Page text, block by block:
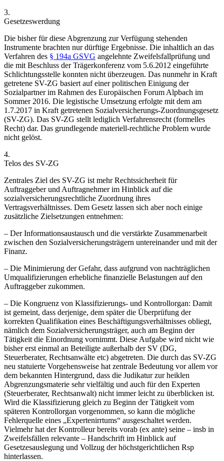
3.
Gesetzeswerdung
Die bisher für diese Abgrenzung zur Verfügung stehenden
Instrumente brachten nur dürftige Ergebnisse. Die inhaltlich an das
Verfahren des § 194a GSVG angelehnte Zweifelsfallprüfung und
die mit Beschluss der Trägerkonferenz vom 5.6.2012 eingeführte
Schlichtungsstelle konnten nicht überzeugen. Das nunmehr in Kraft
getretene SV-ZG basiert auf einer politischen Einigung der
Sozialpartner im Rahmen des Europäischen Forum Alpbach im
Sommer 2016. Die legistische Umsetzung erfolgte mit dem am
1.7.2017 in Kraft getretenen Sozialversicherungs-Zuordnungsgesetz
(SV-ZG). Das SV-ZG stellt lediglich Verfahrensrecht (formelles
Recht) dar. Das grundlegende materiell-rechtliche Problem wurde
nicht gelöst.
4.
Telos des SV-ZG
Zentrales Ziel des SV-ZG ist mehr Rechtssicherheit für
Auftraggeber und Auftragnehmer im Hinblick auf die
sozialversicherungsrechtliche Zuordnung ihres
Vertragsverhältnisses. Dem Gesetz lassen sich aber noch einige
zusätzliche Zielsetzungen entnehmen:
– Der Informationsaustausch und die verstärkte Zusammenarbeit
zwischen den Sozialversicherungsträgern untereinander und mit der
Finanz.
– Die Minimierung der Gefahr, dass aufgrund von nachträglichen
Umqualifizierungen erhebliche finanzielle Belastungen auf den
Auftraggeber zukommen.
– Die Kongruenz von Klassifizierungs- und Kontrollorgan: Damit
ist gemeint, dass derjenige, dem später die Überprüfung der
korrekten Qualifikation eines Beschäftigungsverhältnisses obliegt,
nämlich dem Sozialversicherungsträger, auch am Beginn der
Tätigkeit die Einordnung vornimmt. Diese Aufgabe wird nicht wie
bisher erst einmal an Beteiligte außerhalb der SV (DG,
Steuerberater, Rechtsanwälte etc) abgetreten. Die durch das SV-ZG
neu statuierte Vorgehensweise hat zentrale Bedeutung vor allem vor
dem bekannten Hintergrund, dass die Judikatur zur heiklen
Abgrenzungsmaterie sehr vielfältig und auch für den Experten
(Steuerberater, Rechtsanwalt) nicht immer leicht zu überblicken ist.
Wird die Klassifizierung gleich zu Beginn der Tätigkeit vom
späteren Kontrollorgan vorgenommen, so kann die mögliche
Fehlerquelle eines „Expertenirrtums“ ausgeschaltet werden.
Vielmehr hat der Kontrolleur bereits vorab (ex ante) seine – insb in
Zweifelsfällen relevante – Handschrift im Hinblick auf
Gesetzesauslegung und Vollzug der höchstgerichtlichen Rsp
hinterlassen.